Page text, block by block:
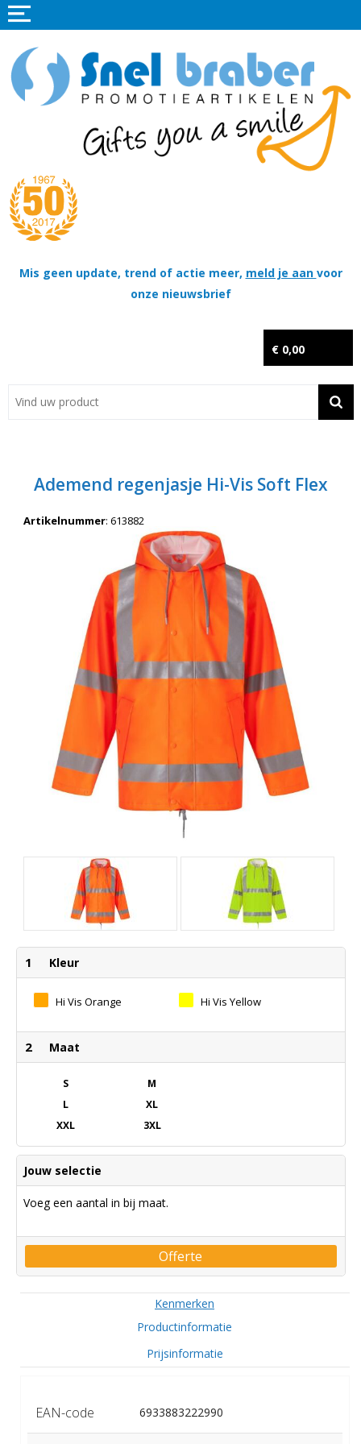
Mis geen update, trend of actie meer, meld je aan voor
onze nieuwsbrief
€ 0,00
Home
Promotieartikelen
Tassen
Thema's
Contact
Wil je snel een advies? Bel nu 053-7920045 of 06-55731304
Ademend regenjasje Hi-Vis Soft Flex
Artikelnummer: 613882
1 Kleur
Hi Vis Orange Hi Vis Yellow
2 Maat
S
M
L
XL
XXL
3XL
Jouw selectie
Voeg een aantal in bij maat.
Offerte
Kenmerken
Productinformatie
Prijsinformatie
EAN-code 6933883222990